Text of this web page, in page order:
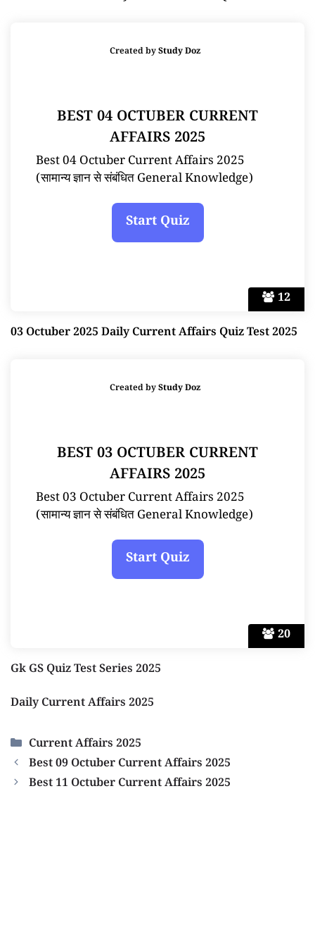
12
Created byStudy Doz
BEST 04 OCTUBER CURRENT
AFFAIRS 2025
Best 04 Octuber Current Affairs 2025
(सामान्य ज्ञान से संबंधित General Knowledge)
03 Octuber 2025 Daily Current Affairs Quiz Test 2025
20
Created byStudy Doz
BEST 03 OCTUBER CURRENT
AFFAIRS 2025
Best 03 Octuber Current Affairs 2025
(सामान्य ज्ञान से संबंधित General Knowledge)
Gk GS Quiz Test Series 2025
Daily Current Affairs 2025
Categories
Current Affairs 2025
Best 09 Octuber Current Affairs 2025
Best 11 Octuber Current Affairs 2025